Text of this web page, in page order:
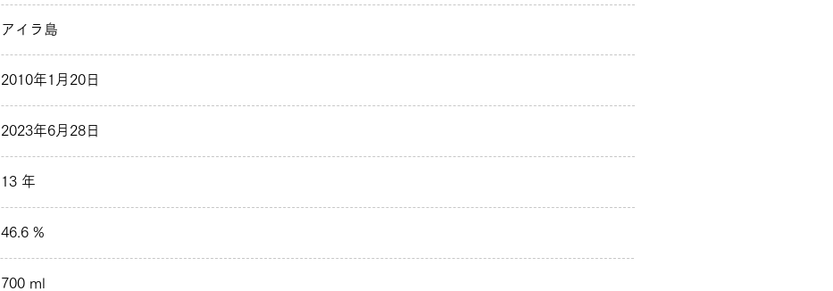
アイラ島
2010年1月20日
2023年6月28日
13 年
46.6 %
700 ml